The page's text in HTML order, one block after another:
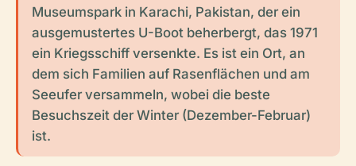
Museumspark in Karachi, Pakistan, der ein
ausgemustertes U-Boot beherbergt, das 1971
ein Kriegsschiff versenkte. Es ist ein Ort, an
dem sich Familien auf Rasenflächen und am
Seeufer versammeln, wobei die beste
Besuchszeit der Winter (Dezember-Februar)
ist.